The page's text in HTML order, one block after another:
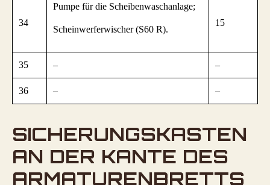
34
Pumpe für die Scheibenwaschanlage;
Scheinwerferwischer (S60 R).
15
35 – –
36 – –
SICHERUNGSKASTEN
AN DER KANTE DES
ARMATURENBRETTS